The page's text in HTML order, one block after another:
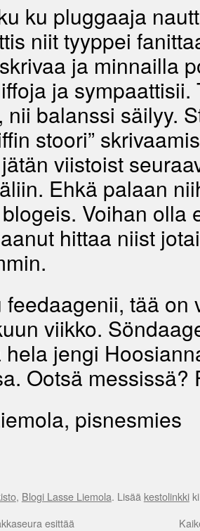
ku pluggaaja
niit tyyppei
ja minnailla
ja sympaattisii.
nii balanssi säilyy.
stoori”
viistoist
Ehkä palaan
Voihan olla
hittaa niist
feedaagenii, tää on
viikko.
hela jengi
Ootsä messissä?
pisnesmies
, Blogi Lasse Liemola. Lisää kestolinkki
esittää